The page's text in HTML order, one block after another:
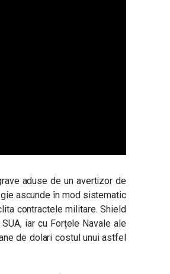
aduse de un avertizor de
ascunde în mod sistematic
contractele militare. Shield
iar cu Forțele Navale ale
de dolari costul unui astfel